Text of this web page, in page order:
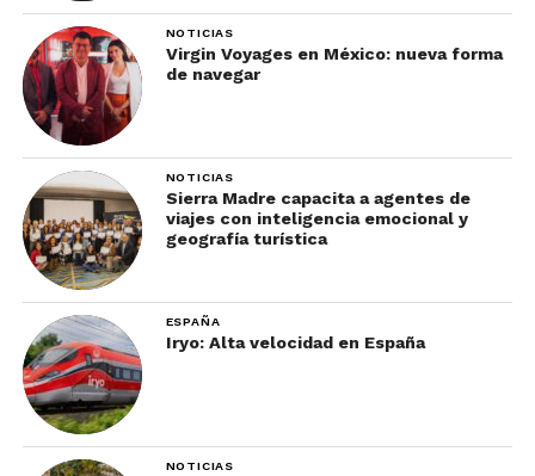
NOTICIAS
Virgin Voyages en México: nueva forma
de navegar
NOTICIAS
Sierra Madre capacita a agentes de
viajes con inteligencia emocional y
geografía turística
ESPAÑA
Iryo: Alta velocidad en España
NOTICIAS